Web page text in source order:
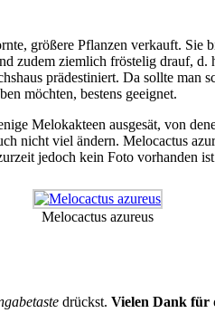
größere Pflanzen verkauft. Sie
zudem ziemlich fröstelig drauf, d.
prädestiniert. Da sollte man
möchten, bestens geeignet.
Melokakteen ausgesät, von
nicht viel ändern. Melocactus
jedoch kein Foto vorhanden
Melocactus azureus
drückst. Vielen Dank für